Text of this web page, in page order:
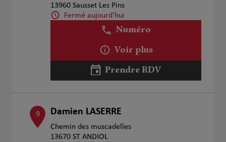
13960 Sausset Les Pins
Fermé aujourd'hui
Numéro
Voir plus
Prendre RDV
9 Damien LASERRE
Chemin des muscadelles
13670 ST ANDIOL